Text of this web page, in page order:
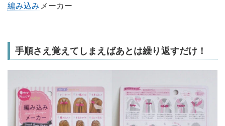
編み込み メーカー
手順さえ覚えてしまえばあとは繰り返すだけ！